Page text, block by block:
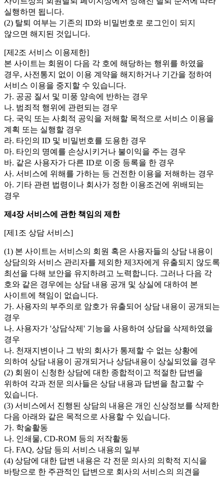
실행하면 됩니다.
(2) 탈퇴 여부는 기존의 ID와 비밀번호로 로그인이 되지
않으면 해지된 것입니다.
[제2조 서비스 이용제한]
본 사이트는 회원이 다음 각 호에 해당하는 행위를 하였을
경우, 사전통지 없이 이용 계약을 해지하거나 기간을 정하여
서비스 이용을 중지할 수 있습니다.
가. 공공 질서 및 미풍 양속에 반하는 경우
나. 범죄적 행위에 관련되는 경우
다. 국익 또는 사회적 공익을 저해할 목적으로 서비스 이용을
계획 또는 실행할 경우
라. 타인의 ID 및 비밀번호를 도용한 경우
마. 타인의 명예를 손상시키거나 불이익을 주는 경우
바. 같은 사용자가 다른 ID로 이중 등록을 한 경우
사. 서비스에 위해를 가하는 등 건전한 이용을 저해하는 경우
아. 기타 관련 법령이나 회사가 정한 이용조건에 위배되는
경우
제4장 서비스에 관한 책임의 제한
[제1조 상담 서비스]
(1) 본 사이트는 서비스의 회원 혹은 사용자들의 상담 내용이
상담의와 서비스 관리자를 제외한 제3자에게 유출되지 않도록
최선을 다해 보안을 유지하려고 노력합니다. 그러나 다음 각
호와 같은 경우에는 상담 내용 공개 및 상실에 대하여 본
사이트에 책임이 없습니다.
가. 사용자의 부주의로 암호가 유출되어 상담 내용이 공개되는
경우
나. 사용자가 '상담삭제' 기능을 사용하여 상담을 삭제하였을
경우
나. 천재지변이나 그 밖의 회사가 통제할 수 없는 상황에
의하여 상담 내용이 공개되거나 상담내용이 상실되었을 경우
(2) 회원이 신청한 상담에 대한 종합적이고 적절한 답변을
위하여 각과 전문 의사들은 상담 내용과 답변을 참고할 수
있습니다.
(3) 서비스에서 진행된 상담의 내용은 개인 신상정보를 삭제한
다음 아래와 같은 목적으로 사용할 수 있습니다.
가. 학술활동
나. 인쇄물, CD-ROM 등의 저작활동
다. FAQ, 상담 등의 서비스 내용의 일부
(4) 상담에 대한 답변 내용은 각 전문 의사의 의학적 지식을
바탕으로 한 주관적인 답변으로 회사의 서비스의 의견을